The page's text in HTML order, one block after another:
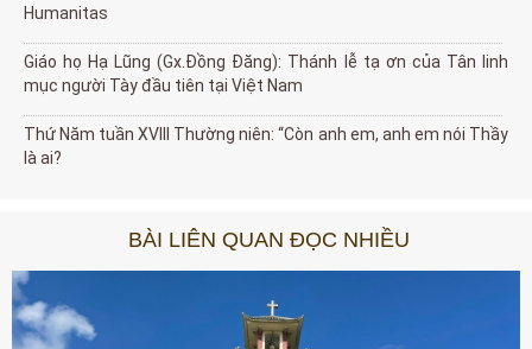
Humanitas
Giáo họ Hạ Lũng (Gx.Đồng Đăng): Thánh lễ tạ ơn của Tân linh
mục người Tày đầu tiên tại Việt Nam
Thứ Năm tuần XVIII Thường niên: “Còn anh em, anh em nói Thầy
là ai?
BÀI LIÊN QUAN ĐỌC NHIỀU